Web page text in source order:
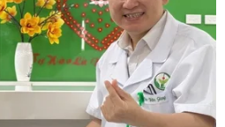
(Ảnh: Mạnh Tú/TTXVN)
Trưởng phòng Cảnh
cháy và Cứu nạn, Cứu hộ
cho biết đến khoảng